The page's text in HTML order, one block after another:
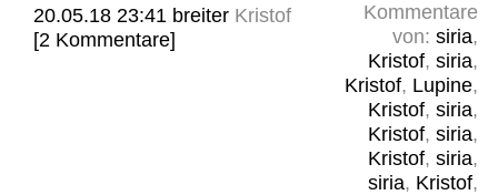
Kommentare
von: siria,
Kristof, siria,
Kristof, Lupine,
Kristof, siria,
Kristof, siria,
Kristof, siria,
siria, Kristof,
20.05.18 23:41 breiter Kristof
[2 Kommentare]